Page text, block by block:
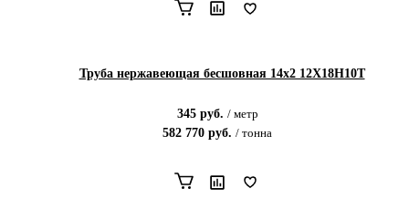
Труба нержавеющая бесшовная 14х2 12Х18Н10Т
345руб. / метр
582 770 руб. / тонна